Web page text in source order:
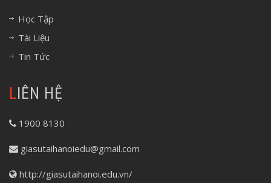
Học Tập
Tài Liệu
Tin Tức
LIÊN HỆ
1900 8130
giasutaihanoiedu@gmail.com
http://giasutaihanoi.edu.vn/